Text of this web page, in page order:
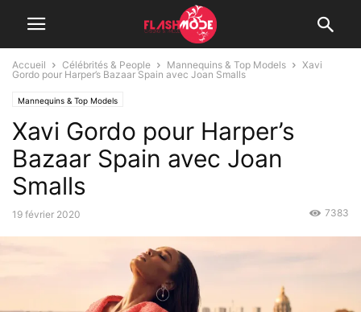
Accueil Célébrités & People Mannequins & Top Models
Xavi
Gordo pour Harper’s Bazaar Spain avec Joan Smalls
Mannequins & Top Models
Xavi Gordo pour Harper’s
Bazaar Spain avec Joan
Smalls
19 février 2020 7383